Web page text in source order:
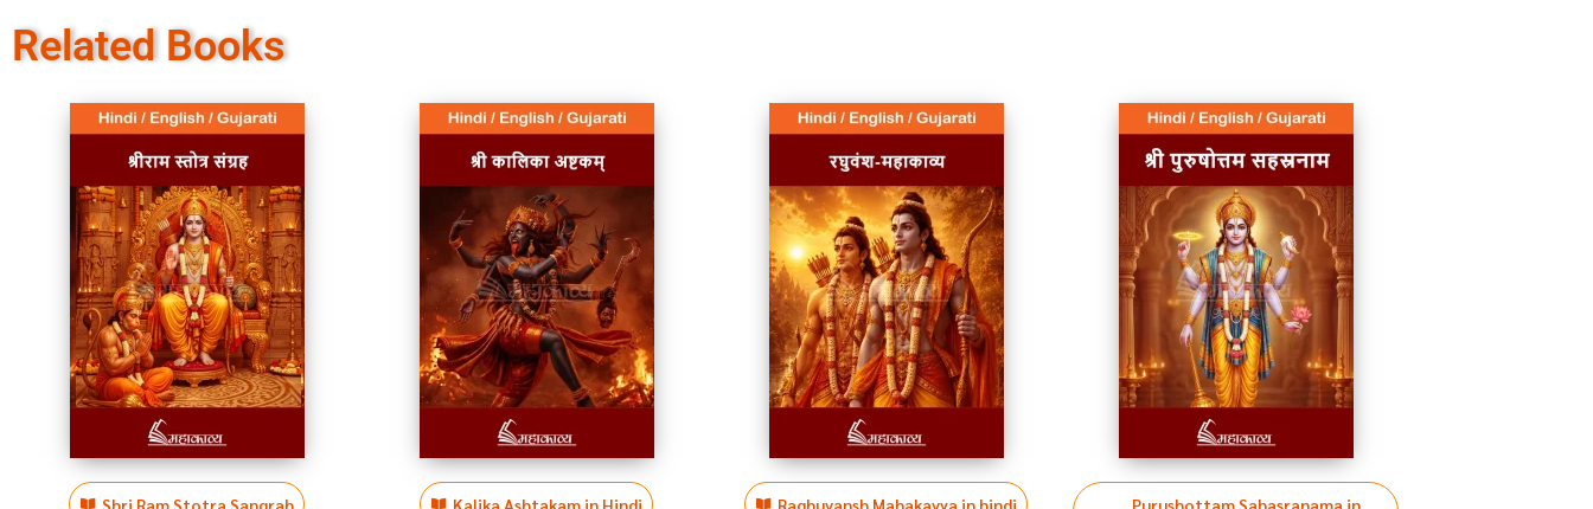
Related Books
Shri Ram Stotra Sangrah Kalika Ashtakam in Hindi Raghuvansh Mahakavya in hindi Purushottam Sahasranama in